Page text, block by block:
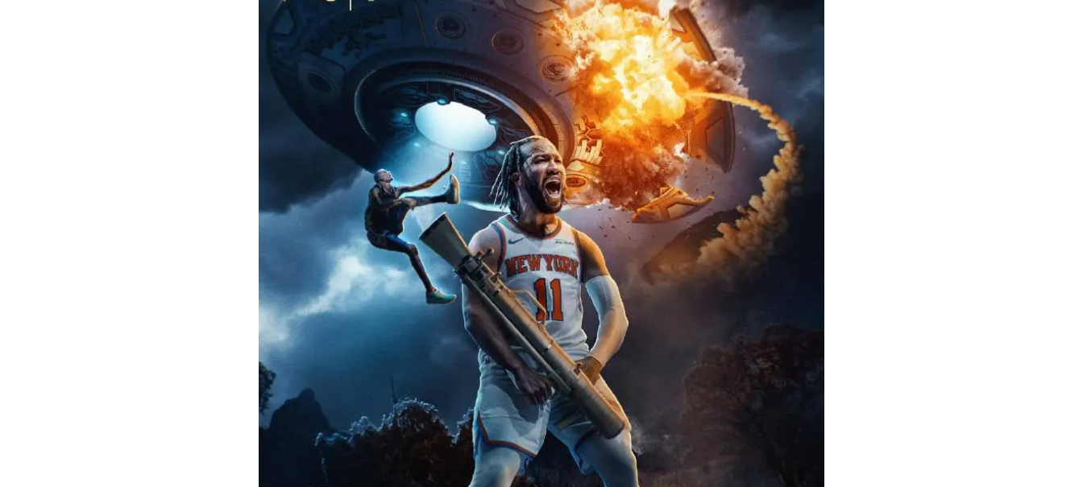
36岁男演员成景区NPC后人气爆棚
全民健身事业高质量发展
台当局重金为“台独”织“皇帝新衣”
几元成本的AI广告导致千万市值蒸发
乐享全民健身 共筑健康中国